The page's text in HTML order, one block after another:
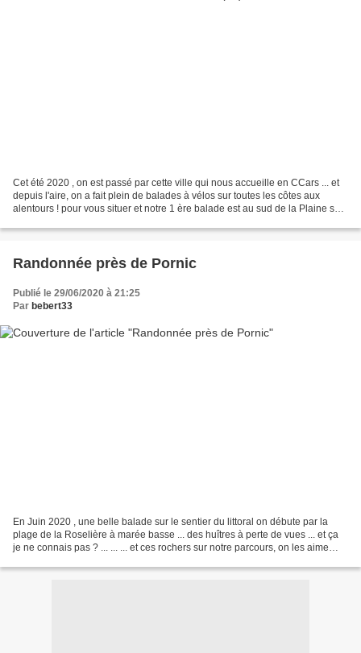
Cet été 2020 , on est passé par cette ville qui nous accueille en CCars ... et
depuis l'aire, on a fait plein de balades à vélos sur toutes les côtes aux
alentours ! pour vous situer et notre 1 ère balade est au sud de la Plaine sur
Randonnée près de Pornic
Publié le 29/06/2020 à 21:25
Par bebert33
En Juin 2020 , une belle balade sur le sentier du littoral on débute par la
plage de la Roselière à marée basse ... des huîtres à perte de vues ... et ça
je ne connais pas ? ... ... ... et ces rochers sur notre parcours, on les aime